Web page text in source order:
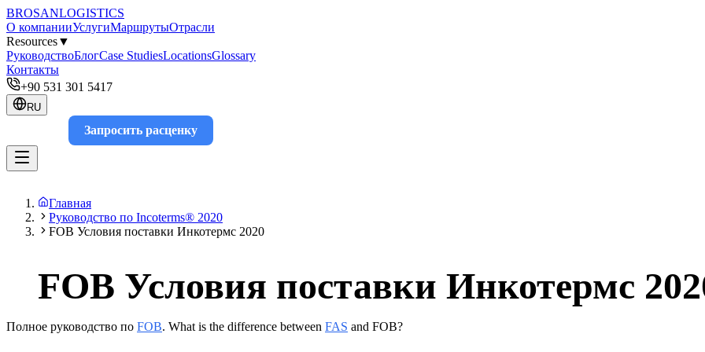
BROSANLOGISTICS
О компанииУслугиМаршрутыОтрасли
Resources▼
РуководствоБлогCase StudiesLocationsGlossary
Контакты
+90 531 301 5417
RU
Запросить расценку
Главная
Руководство по Incoterms® 2020
FOB Условия поставки Инкотермс 2020
FOB Условия поставки Инкотермс
Полное руководство по FOB. What is the difference between FAS and FOB?